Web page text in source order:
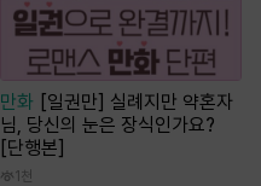
만화 [일권만] 실례지만 약혼자
님, 당신의 눈은 장식인가요?
[단행본]
1천